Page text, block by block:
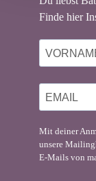
Finde hier
Mit deiner
unsere
E-Mails von